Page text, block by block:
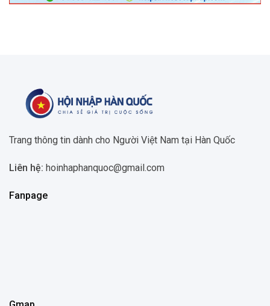
Trang thông tin dành cho Người Việt Nam tại Hàn Quốc
Liên hệ: hoinhaphanquoc@gmail.com
Fanpage